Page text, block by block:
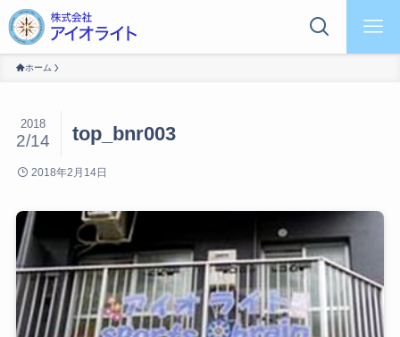
ホーム
top_bnr003
2018
2/14
2018年2月14日